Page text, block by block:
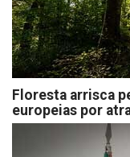
Floresta arrisca
europeias por